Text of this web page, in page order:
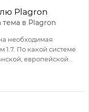
Plagron
тема в Plagron
необходимая
1.7. По какой системе
европейской...